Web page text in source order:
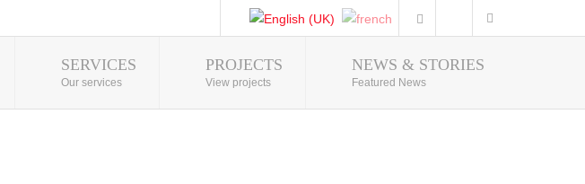
Photo Gallery
SERVICES
Our services
PROJECTS
View projects
NEWS & STORIES
Featured News